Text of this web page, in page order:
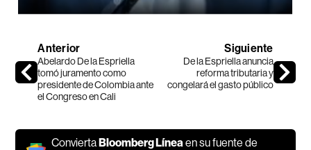
Anterior
Abelardo De la Espriella
tomó juramento como
presidente de Colombia ante
el Congreso en Cali
Siguiente
De la Espriella anuncia
reforma tributaria y
congelará el gasto público
ConviertaBloomberg Línea en su fuente de